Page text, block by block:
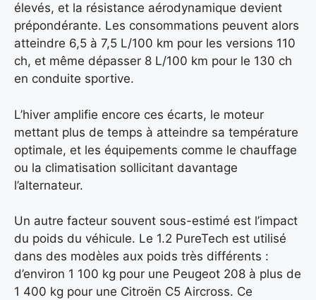
élevés, et la résistance aérodynamique devient
prépondérante. Les consommations peuvent alors
atteindre 6,5 à 7,5 L/100 km pour les versions 110
ch, et même dépasser 8 L/100 km pour le 130 ch
en conduite sportive.
L’hiver amplifie encore ces écarts, le moteur
mettant plus de temps à atteindre sa température
optimale, et les équipements comme le chauffage
ou la climatisation sollicitant davantage
l’alternateur.
Un autre facteur souvent sous-estimé est l’impact
du poids du véhicule. Le 1.2 PureTech est utilisé
dans des modèles aux poids très différents :
d’environ 1 100 kg pour une Peugeot 208 à plus de
1 400 kg pour une Citroën C5 Aircross. Ce